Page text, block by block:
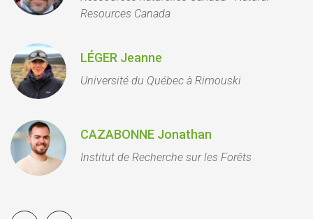
Resources Canada
LÉGER Jeanne
Université du Québec à Rimouski
CAZABONNE Jonathan
Institut de Recherche sur les Forêts